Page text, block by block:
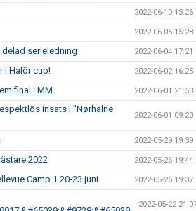
2022-06-10 13:26
2022-06-05 15:28
serieledning 2022-06-04 17:21
i Halör cup! 2022-06-02 16:25
i MM 2022-06-01 21:53
insats i ”Nørhalne
2022-06-01 09:20
2022-05-29 19:39
2022 2022-05-26 19:44
Camp 1 20-23 juni 2022-05-26 19:37
2022-05-22